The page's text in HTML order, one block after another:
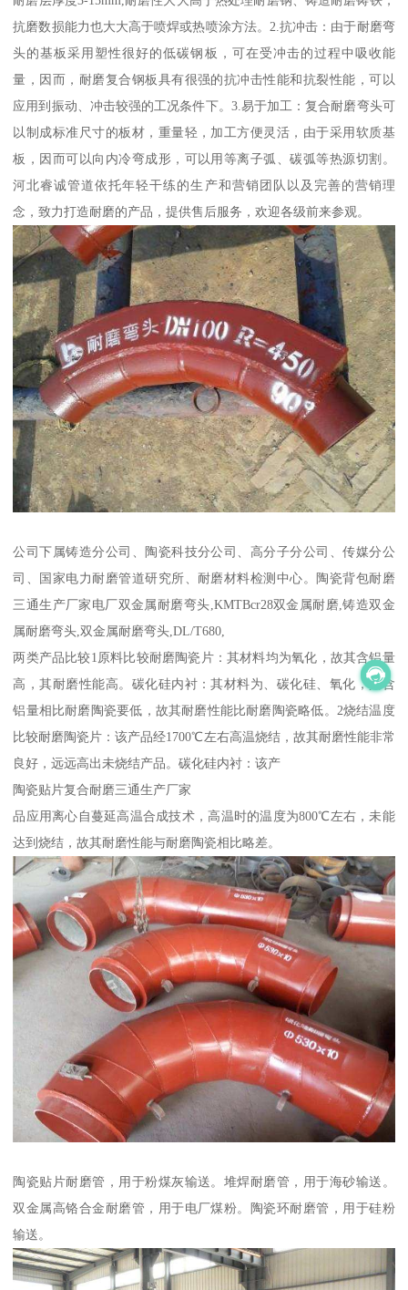
抗磨数损能力也大大高于喷焊或热喷涂方法。2.抗冲击：由于耐磨弯
头的基板采用塑性很好的低碳钢板，可在受冲击的过程中吸收能
量，因而，耐磨复合钢板具有很强的抗冲击性能和抗裂性能，可以
应用到振动、冲击较强的工况条件下。3.易于加工：复合耐磨弯头可
以制成标准尺寸的板材，重量轻，加工方便灵活，由于采用软质基
板，因而可以向内冷弯成形，可以用等离子弧、碳弧等热源切割。
河北睿诚管道依托年轻干练的生产和营销团队以及完善的营销理
念，致力打造耐磨的产品，提供售后服务，欢迎各级前来参观。
公司下属铸造分公司、陶瓷科技分公司、高分子分公司、传媒分公
司、国家电力耐磨管道研究所、耐磨材料检测中心。陶瓷背包耐磨
三通生产厂家电厂双金属耐磨弯头,KMTBcr28双金属耐磨,铸造双金
属耐磨弯头,双金属耐磨弯头,DL/T680,
两类产品比较1原料比较耐磨陶瓷片：其材料均为氧化，故其含铝量
高，其耐磨性能高。碳化硅内衬：其材料为、碳化硅、氧化，其含
铝量相比耐磨陶瓷要低，故其耐磨性能比耐磨陶瓷略低。2烧结温度
比较耐磨陶瓷片：该产品经1700℃左右高温烧结，故其耐磨性能非常
良好，远远高出未烧结产品。碳化硅内衬：该产
陶瓷贴片复合耐磨三通生产厂家
品应用离心自蔓延高温合成技术，高温时的温度为800℃左右，未能
达到烧结，故其耐磨性能与耐磨陶瓷相比略差。
陶瓷贴片耐磨管，用于粉煤灰输送。堆焊耐磨管，用于海砂输送。
双金属高铬合金耐磨管，用于电厂煤粉。陶瓷环耐磨管，用于硅粉
输送。